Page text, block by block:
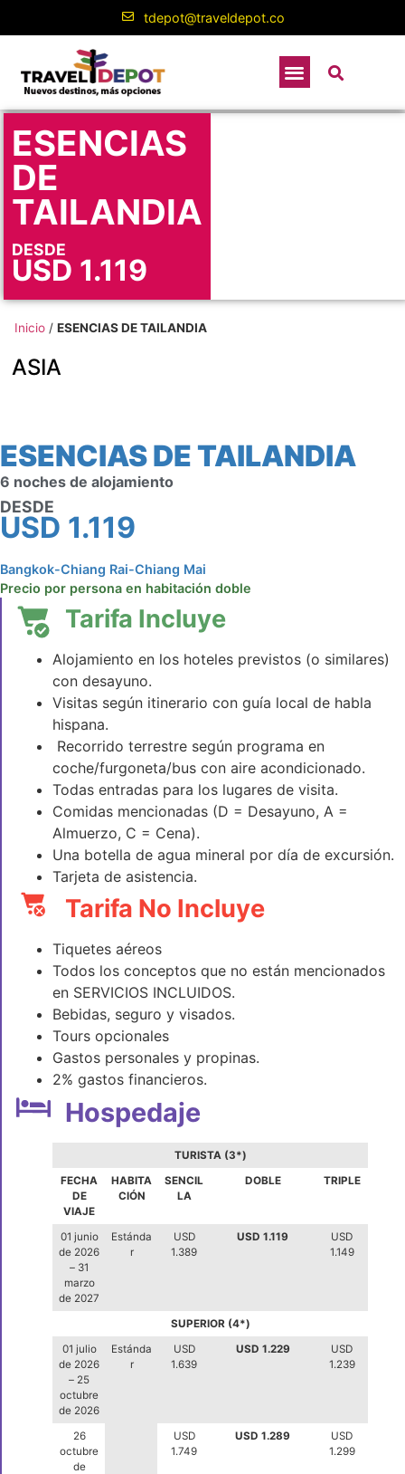
tdepot@traveldepot.co
ESENCIAS
DE
TAILANDIA
DESDE
USD 1.119
Inicio / ESENCIAS DE TAILANDIA
ASIA
ESENCIAS DE TAILANDIA
6 noches de alojamiento
DESDE
USD 1.119
Bangkok-Chiang Rai-Chiang Mai
Precio por persona en habitación doble
Tarifa Incluye
Alojamiento en los hoteles previstos (o similares)
con desayuno.
Visitas según itinerario con guía local de habla
hispana.
Recorrido terrestre según programa en
coche/furgoneta/bus con aire acondicionado.
Todas entradas para los lugares de visita.
Comidas mencionadas (D = Desayuno, A =
Almuerzo, C = Cena).
Una botella de agua mineral por día de excursión.
Tarjeta de asistencia.
Tarifa No Incluye
Tiquetes aéreos
Todos los conceptos que no están mencionados
en SERVICIOS INCLUIDOS.
Bebidas, seguro y visados.
Tours opcionales
Gastos personales y propinas.
2% gastos financieros.
Hospedaje
TURISTA (3*)
FECHA
DE
VIAJE
HABITA
CIÓN
SENCIL
LA
DOBLE TRIPLE
01 junio
de 2026
– 31
marzo
de 2027
Estánda
r
USD
1.389
USD 1.119
USD
1.149
SUPERIOR (4*)
01 julio
de 2026
– 25
octubre
de 2026
Estánda
r
USD
1.639
USD 1.229
USD
1.239
26
octubre
de
USD
1.749
USD 1.289
USD
1.299